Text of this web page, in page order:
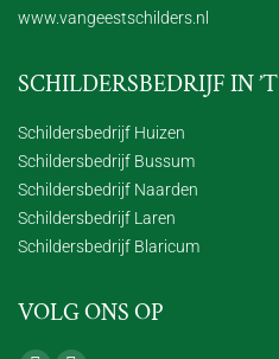
www.vangeestschilders.nl
SCHILDERSBEDRIJF IN
Schildersbedrijf Huizen
Schildersbedrijf Bussum
Schildersbedrijf Naarden
Schildersbedrijf Laren
Schildersbedrijf Blaricum
VOLG ONS OP